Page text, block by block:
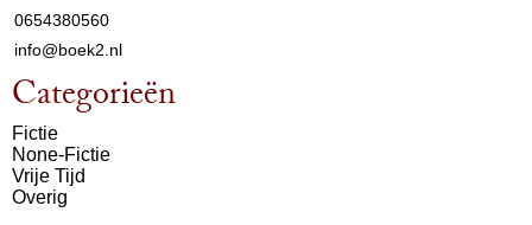
0654380560
info@boek2.nl
Categorieën
Fictie
None-Fictie
Vrije Tijd
Overig